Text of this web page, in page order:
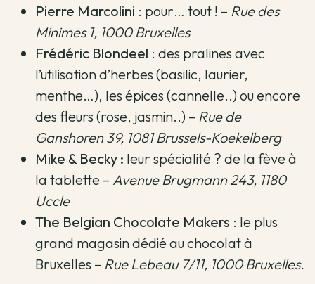
Pierre Marcolini : pour… tout ! – Rue des
Minimes 1, 1000 Bruxelles
Frédéric Blondeel : des pralines avec
l’utilisation d’herbes (basilic, laurier,
menthe…), les épices (cannelle..) ou encore
des fleurs (rose, jasmin..) – Rue de
Ganshoren 39, 1081 Brussels-Koekelberg
Mike & Becky : leur spécialité ? de la fève à
la tablette – Avenue Brugmann 243, 1180
Uccle
The Belgian Chocolate Makers : le plus
grand magasin dédié au chocolat à
Bruxelles – Rue Lebeau 7/11, 1000 Bruxelles.